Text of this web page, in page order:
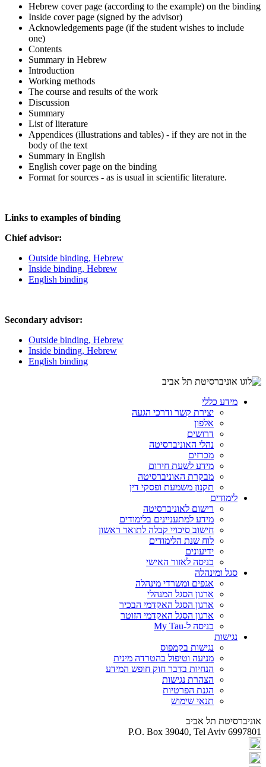
Hebrew cover page (according to the example) on the binding
Inside cover page (signed by the advisor)
Acknowledgements page (if the student wishes to include
one)
Contents
Summary in Hebrew
Introduction
Working methods
The course and results of the work
Discussion
Summary
List of literature
Appendices (illustrations and tables) - if they are not in the
body of the text
Summary in English
English cover page on the binding
Format for sources - as is usual in scientific literature.
Links to examples of binding
Chief advisor:
Outside binding, Hebrew
Inside binding, Hebrew
English binding
Secondary advisor:
Outside binding, Hebrew
Inside binding, Hebrew
English binding
מידע כללי
יצירת קשר ודרכי הגעה
אלפון
דרושים
נהלי האוניברסיטה
מכרזים
מידע לשעת חירום
מבקרת האוניברסיטה
תקנון משמעת ופסקי דין
לימודים
רישום לאוניברסיטה
מידע למתעניינים בלימודים
חישוב סיכויי קבלה לתואר ראשון
לוח שנת הלימודים
ידיעונים
כניסה לאזור האישי
סגל ומינהלה
אגפים ומשרדי מינהלה
ארגון הסגל המנהלי
ארגון הסגל האקדמי הבכיר
ארגון הסגל האקדמי הזוטר
כניסה ל-My Tau
נגישות
נגישות בקמפוס
מניעה וטיפול בהטרדה מינית
הנחיות בדבר חוק חופש המידע
הצהרת נגישות
הגנת הפרטיות
תנאי שימוש
אוניברסיטת תל אביב
P.O. Box 39040, Tel Aviv 6997801